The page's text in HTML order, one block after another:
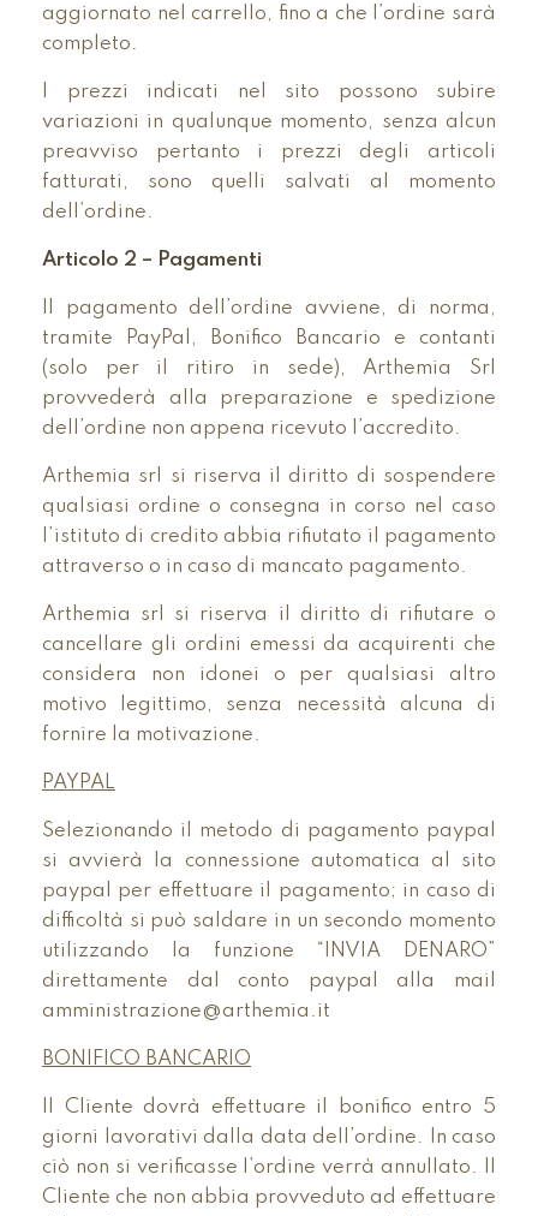
aggiornato nel carrello, fino a che l’ordine sarà
completo.
I prezzi indicati nel sito possono subire
variazioni in qualunque momento, senza alcun
preavviso pertanto i prezzi degli articoli
fatturati, sono quelli salvati al momento
dell’ordine.
Articolo 2 – Pagamenti
Il pagamento dell’ordine avviene, di norma,
tramite PayPal, Bonifico Bancario e contanti
(solo per il ritiro in sede), Arthemia Srl
provvederà alla preparazione e spedizione
dell’ordine non appena ricevuto l’accredito.
Arthemia srl si riserva il diritto di sospendere
qualsiasi ordine o consegna in corso nel caso
l’istituto di credito abbia rifiutato il pagamento
attraverso o in caso di mancato pagamento.
Arthemia srl si riserva il diritto di rifiutare o
cancellare gli ordini emessi da acquirenti che
considera non idonei o per qualsiasi altro
motivo legittimo, senza necessità alcuna di
fornire la motivazione.
PAYPAL
Selezionando il metodo di pagamento paypal
si avvierà la connessione automatica al sito
paypal per effettuare il pagamento; in caso di
difficoltà si può saldare in un secondo momento
utilizzando la funzione “INVIA DENARO”
direttamente dal conto paypal alla mail
amministrazione@arthemia.it
BONIFICO BANCARIO
Il Cliente dovrà effettuare il bonifico entro 5
giorni lavorativi dalla data dell’ordine. In caso
ciò non si verificasse l’ordine verrà annullato. Il
Cliente che non abbia provveduto ad effettuare